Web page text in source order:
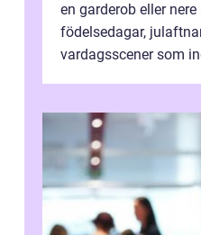
en garderob eller
födelsedagar,
vardagsscener som